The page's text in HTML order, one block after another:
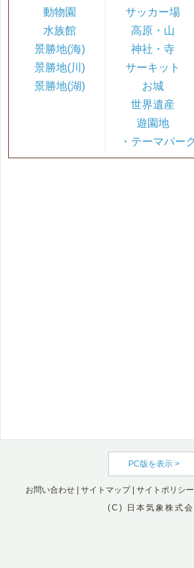
動物園
水族館
景勝地(海)
景勝地(川)
景勝地(湖)
サッカー場
高原・山
神社・寺
サーキット
お城
世界遺産
遊園地
・テーマパーク
PC版を表示 >
お問い合わせ| サイトマップ| サイトポリシー
(C) 日本気象株式会